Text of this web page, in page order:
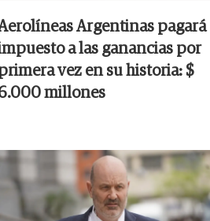
Argentinas pagará
a las ganancias por
vez en su historia: $
millones